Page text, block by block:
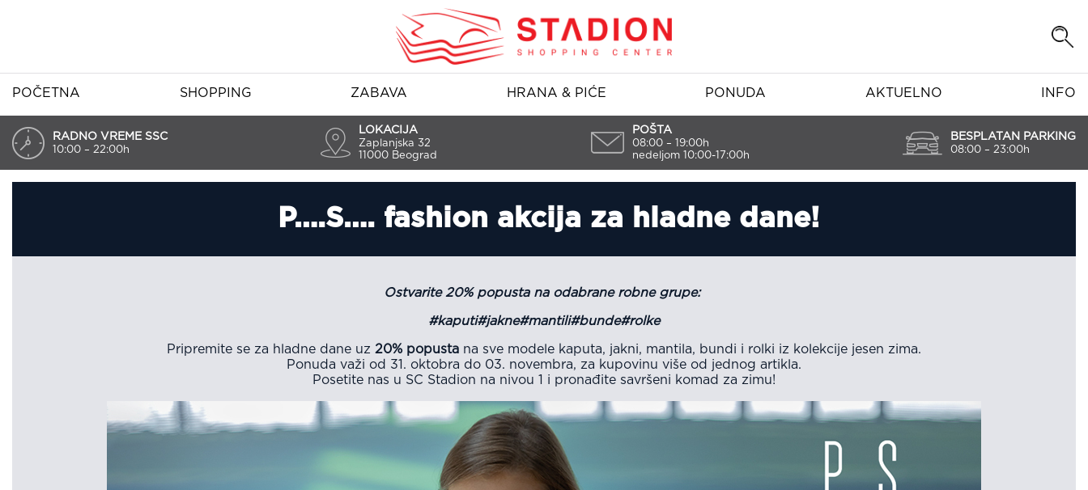
POČETNA SHOPPING ZABAVA HRANA & PIĆE PONUDA AKTUELNO INFO
RADNO VREME SSC
10:00 – 22:00h
LOKACIJA
Zaplanjska 32
11000 Beograd
POŠTA
08:00 – 19:00h
nedeljom 10:00-17:00h
BESPLATAN PARKING
08:00 – 23:00h
P….S…. fashion akcija za hladne dane!
Ostvarite 20% popusta na odabrane robne grupe:
#kaputi#jakne#mantili#bunde#rolke
Pripremite se za hladne dane uz 20% popusta na sve modele kaputa, jakni, mantila, bundi i rolki iz kolekcije jesen zima.
Ponuda važi od 31. oktobra do 03. novembra, za kupovinu više od jednog artikla.
Posetite nas u SC Stadion na nivou 1 i pronađite savršeni komad za zimu!